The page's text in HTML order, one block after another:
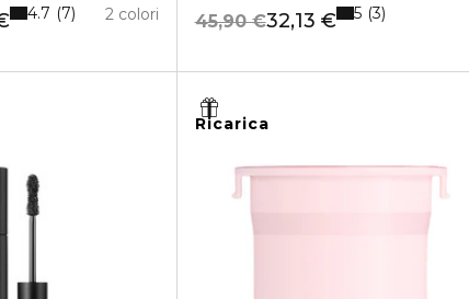
2 colori
4.7 7 32,13 €
45,90 € 5 3
Ricarica